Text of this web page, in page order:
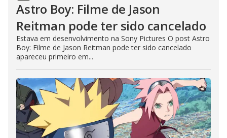
Astro Boy: Filme de Jason
Reitman pode ter sido cancelado
Estava em desenvolvimento na Sony Pictures O post Astro
Boy: Filme de Jason Reitman pode ter sido cancelado
apareceu primeiro em...